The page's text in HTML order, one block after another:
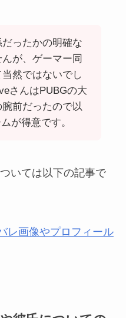
ったかの明確な
が、ゲーマー同
然ではないでし
さんはPUBGの大
前だったので以
が得意です。
いては以下の記事で
レ画像やプロフィール